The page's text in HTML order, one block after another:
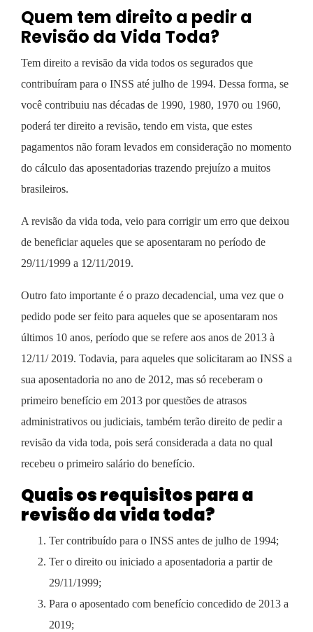
Quem tem direito a pedir a
Revisão da Vida Toda?
Tem direito a revisão da vida todos os segurados que
contribuíram para o INSS até julho de 1994. Dessa forma, se
você contribuiu nas décadas de 1990, 1980, 1970 ou 1960,
poderá ter direito a revisão, tendo em vista, que estes
pagamentos não foram levados em consideração no momento
do cálculo das aposentadorias trazendo prejuízo a muitos
brasileiros.
A revisão da vida toda, veio para corrigir um erro que deixou
de beneficiar aqueles que se aposentaram no período de
29/11/1999 a 12/11/2019.
Outro fato importante é o prazo decadencial, uma vez que o
pedido pode ser feito para aqueles que se aposentaram nos
últimos 10 anos, período que se refere aos anos de 2013 à
12/11/ 2019. Todavia, para aqueles que solicitaram ao INSS a
sua aposentadoria no ano de 2012, mas só receberam o
primeiro benefício em 2013 por questões de atrasos
administrativos ou judiciais, também terão direito de pedir a
revisão da vida toda, pois será considerada a data no qual
recebeu o primeiro salário do benefício.
Quais os requisitos para a
revisão da vida toda?
Ter contribuído para o INSS antes de julho de 1994;
Ter o direito ou iniciado a aposentadoria a partir de
29/11/1999;
Para o aposentado com benefício concedido de 2013 a
2019;